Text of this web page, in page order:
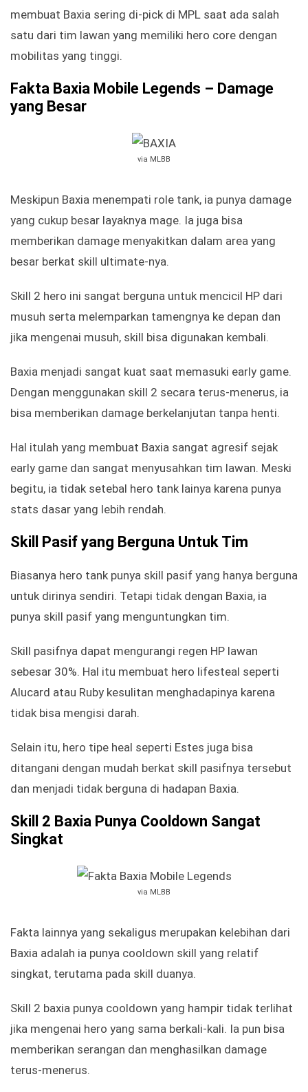
membuat Baxia sering di-pick di MPL saat ada salah
satu dari tim lawan yang memiliki hero core dengan
mobilitas yang tinggi.
Fakta Baxia Mobile Legends – Damage
yang Besar
via MLBB
Meskipun Baxia menempati role tank, ia punya damage
yang cukup besar layaknya mage. Ia juga bisa
memberikan damage menyakitkan dalam area yang
besar berkat skill ultimate-nya.
Skill 2 hero ini sangat berguna untuk mencicil HP dari
musuh serta melemparkan tamengnya ke depan dan
jika mengenai musuh, skill bisa digunakan kembali.
Baxia menjadi sangat kuat saat memasuki early game.
Dengan menggunakan skill 2 secara terus-menerus, ia
bisa memberikan damage berkelanjutan tanpa henti.
Hal itulah yang membuat Baxia sangat agresif sejak
early game dan sangat menyusahkan tim lawan. Meski
begitu, ia tidak setebal hero tank lainya karena punya
stats dasar yang lebih rendah.
Skill Pasif yang Berguna Untuk Tim
Biasanya hero tank punya skill pasif yang hanya berguna
untuk dirinya sendiri. Tetapi tidak dengan Baxia, ia
punya skill pasif yang menguntungkan tim.
Skill pasifnya dapat mengurangi regen HP lawan
sebesar 30%. Hal itu membuat hero lifesteal seperti
Alucard atau Ruby kesulitan menghadapinya karena
tidak bisa mengisi darah.
Selain itu, hero tipe heal seperti Estes juga bisa
ditangani dengan mudah berkat skill pasifnya tersebut
dan menjadi tidak berguna di hadapan Baxia.
Skill 2 Baxia Punya Cooldown Sangat
Singkat
via MLBB
Fakta lainnya yang sekaligus merupakan kelebihan dari
Baxia adalah ia punya cooldown skill yang relatif
singkat, terutama pada skill duanya.
Skill 2 baxia punya cooldown yang hampir tidak terlihat
jika mengenai hero yang sama berkali-kali. Ia pun bisa
memberikan serangan dan menghasilkan damage
terus-menerus.